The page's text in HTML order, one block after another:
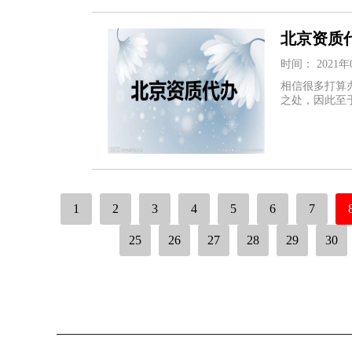
北京资质
时间： 2021
相信很多打算
之处，因此至
1 2 3 4 5 6 7
25 26 27 28 29 30